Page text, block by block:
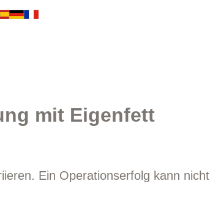
mit Eigenfett
Ein Operationserfolg kann nicht